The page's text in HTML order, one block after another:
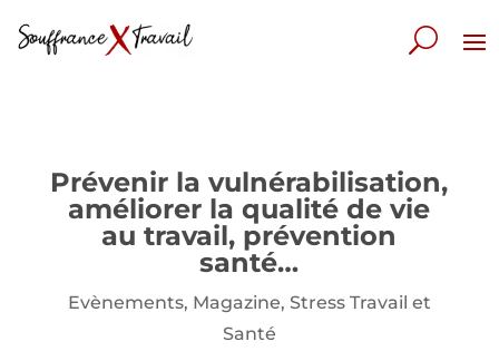
Prévenir la vulnérabilisation,
améliorer la qualité de vie
au travail, prévention
santé…
Evènements, Magazine, Stress Travail et
Santé